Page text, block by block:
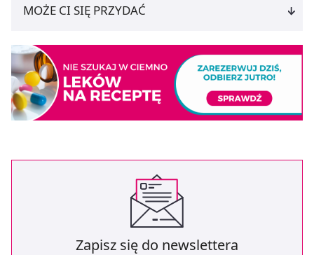
MOŻE CI SIĘ PRZYDAĆ
Zapisz się do newslettera